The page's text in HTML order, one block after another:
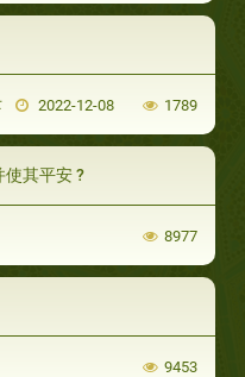
2022-12-08 1789
使其平安 ?
8977
9453